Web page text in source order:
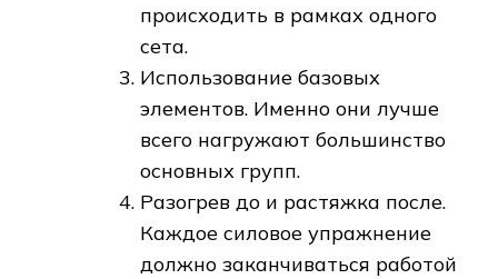
происходить в рамках одного
сета.
Использование базовых
элементов. Именно они лучше
всего нагружают большинство
основных групп.
Разогрев до и растяжка после.
Каждое силовое упражнение
должно заканчиваться работой